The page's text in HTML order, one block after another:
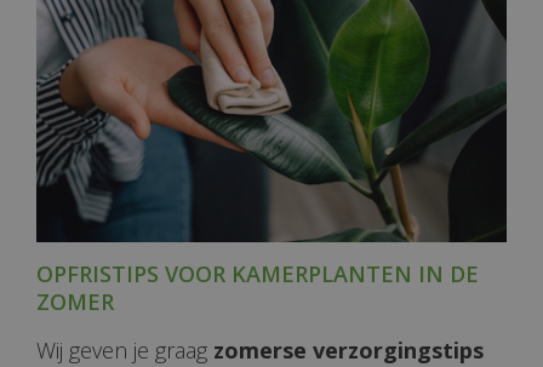
OPFRISTIPS VOOR KAMERPLANTEN IN DE
ZOMER
Wij geven je graag zomerse verzorgingstips